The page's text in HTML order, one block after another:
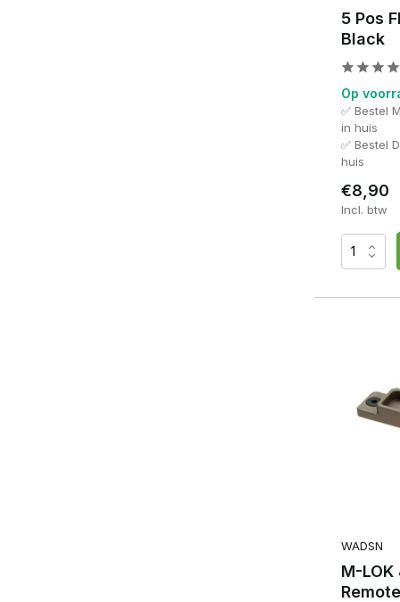
5 Pos
Black
Op
✅ Bestel
in huis
✅ Bestel
huis
€8,90
Incl. btw
WADSN
M-